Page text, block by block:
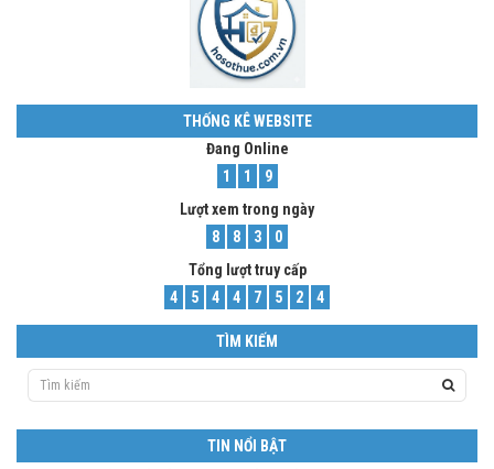
THỐNG KÊ WEBSITE
Đang Online
1
1
9
Lượt xem trong ngày
8
8 3
0
Tổng lượt truy cấp
4
5 4 4 7 5 2 4
TÌM KIẾM
TIN NỔI BẬT